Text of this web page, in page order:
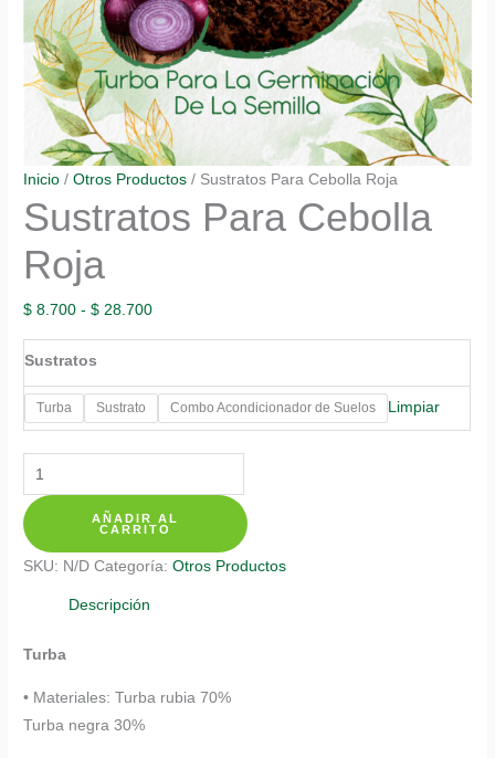
Inicio /Otros Productos / Sustratos Para Cebolla Roja
Sustratos Para Cebolla
Roja
$ 8.700 - $ 28.700Rango
de
desde
$ 8.700
Sustratos
Turba Sustrato Combo Acondicionador de Suelos Limpiar
Sustratos
Para
Cebolla
Roja
cantidad
AÑADIR AL
CARRITO
SKU: N/D Categoría:Otros Productos
Descripción
Turba
• Materiales: Turba rubia 70%
Turba negra 30%